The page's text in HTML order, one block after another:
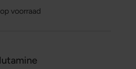
voorraad